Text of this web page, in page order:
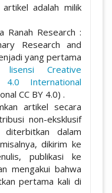
adalah milik
Ranah Research :
Research and
yang pertama
lisensi Creative
4.0 International
CC BY 4.0) .
artikel secara
non-eksklusif
dalam
dikirim ke
publikasi ke
mengakui bahwa
pertama kali di